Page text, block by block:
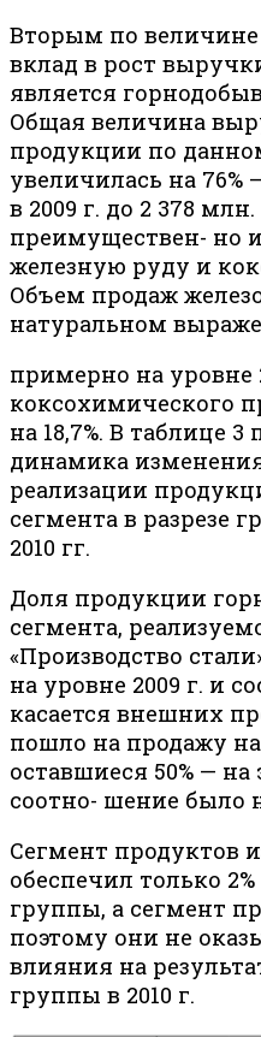
Вторым по
вклад в рост
является
Общая величина
продукции по
увеличилась на 76%
в 2009 г. до 2 378
преимуществен- но
железную руду и
Объем продаж
натуральном
примерно на уровне
коксохимического
на 18,7%. В таблице 3
динамика
реализации
сегмента в разрезе
2010 гг.
Доля продукции
сегмента,
«Производство
на уровне 2009 г. и
касается внешних
пошло на продажу
оставшиеся 50% — на
соотно- шение было
Сегмент продуктов
обеспечил только
группы, а сегмент
поэтому они не
влияния на
группы в 2010 г.